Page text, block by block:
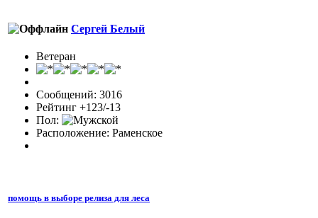
Сергей Белый
Ветеран
Сообщений: 3016
Рейтинг +123/-13
Пол:
Расположение: Раменское
помощь в выборе релиза для леса